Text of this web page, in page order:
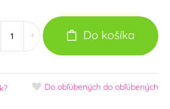
+ Do košíka
Do obľúbených do obľúbených